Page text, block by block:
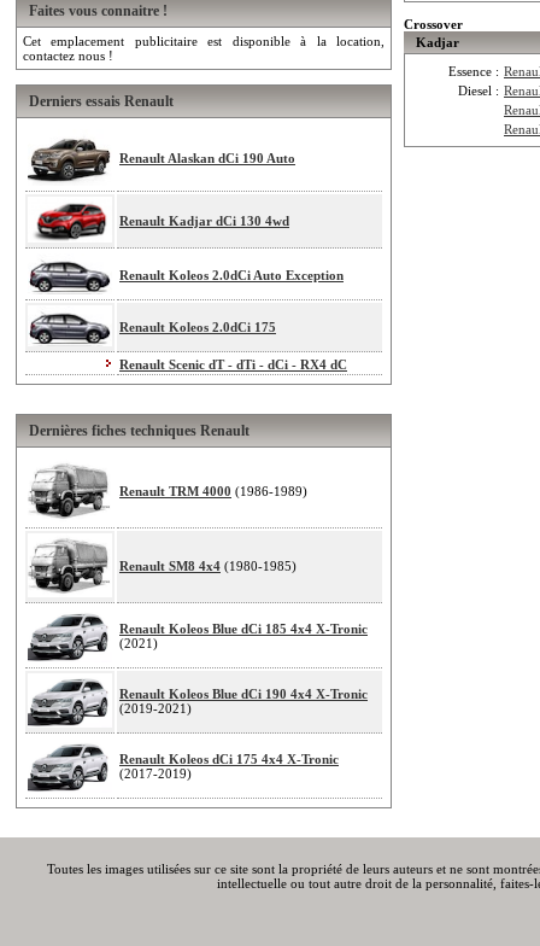
Faites vous connaitre !
Cet emplacement publicitaire est disponible à la location,
contactez nous !
Derniers essais Renault
Renault Alaskan dCi 190 Auto
Renault Kadjar dCi 130 4wd
Renault Koleos 2.0dCi Auto Exception
Renault Koleos 2.0dCi 175
Renault Scenic dT - dTi - dCi - RX4 dC
Dernières fiches techniques Renault
Renault TRM 4000 (1986-1989)
Renault SM8 4x4 (1980-1985)
Renault Koleos Blue dCi 185 4x4 X-Tronic
(2021)
Renault Koleos Blue dCi 190 4x4 X-Tronic
(2019-2021)
Renault Koleos dCi 175 4x4 X-Tronic
(2017-2019)
Crossover
Kadjar
Essence :
Diesel :
Toutes les images utilisées sur ce site sont la propriété de leurs auteurs et ne sont
intellectuelle ou tout autre droit de la personnalité,